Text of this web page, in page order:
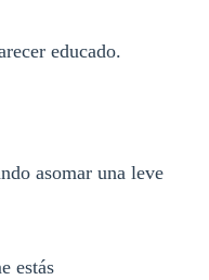
educado.
asomar una leve
estás